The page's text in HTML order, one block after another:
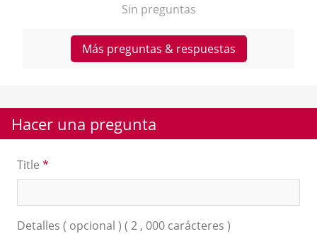
Sin preguntas
Más preguntas & respuestas
Hacer una pregunta
Title *
Detalles ( opcional ) ( 2 , 000 carácteres )